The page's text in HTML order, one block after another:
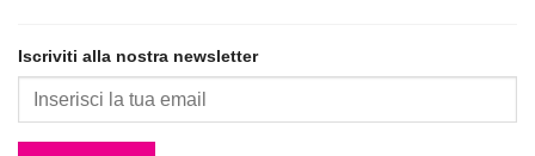
Iscriviti alla nostra newsletter